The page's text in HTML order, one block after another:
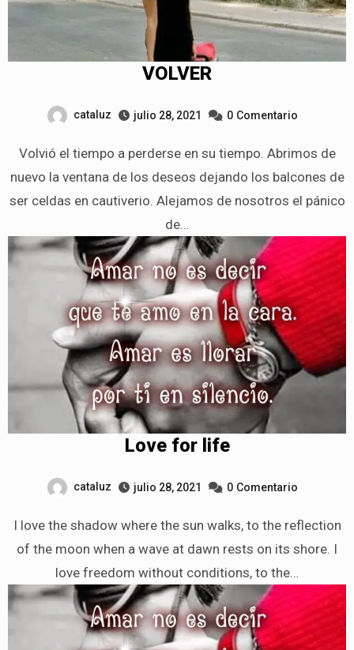
VOLVER
cataluz julio 28, 2021 0 Comentario
Volvió el tiempo a perderse en su tiempo. Abrimos de
nuevo la ventana de los deseos dejando los balcones de
ser celdas en cautiverio. Alejamos de nosotros el pánico
de…
Love for life
cataluz julio 28, 2021 0 Comentario
I love the shadow where the sun walks, to the reflection
of the moon when a wave at dawn rests on its shore. I
love freedom without conditions, to the…